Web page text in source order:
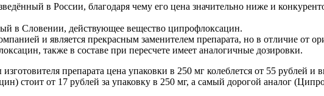
в России, благодаря чему его цена значительно ниже и
в Словении, действующее вещество ципрофлоксацин.
и является прекрасным заменителем препарата, но в отличие от
также в составе при пересчете имеет аналогичные дозировки.
препарата цена упаковки в 250 мг колеблется от 55
стоит от 17 рублей за упаковку в 250 мг, а самый дорогой аналог